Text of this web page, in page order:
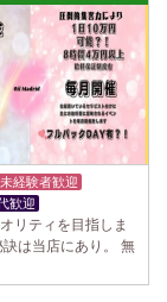
界の闇である講習
ピストが講…
界の闇である講習
ピストが講…
〜60%以上！！ 掛
未経験者歓迎
歓迎
リティを目指しま
は当店にあり。 無